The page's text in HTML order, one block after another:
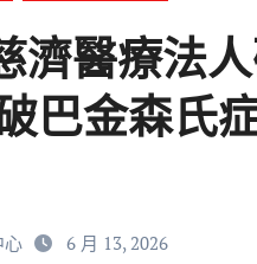
濟醫療法
巴金森氏
心 6 月 13, 2026